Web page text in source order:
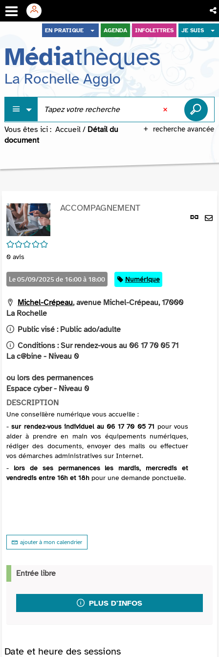
menu
contenu
recherche
EN PRATIQUE AGENDA INFOLETTRES JE SUIS
Médiathèques
La Rochelle Agglo
recherche avancée
Vous êtes ici : Accueil / Détail du
document
Lien
/5
0 avis
ACCOMPAGNEMENT
Le 05/09/2025 de 16:00 à 18:00 Catégorie
Numérique
Michel-Crépeau, avenue Michel-Crépeau, 17000
La Rochelle
Public visé : Public ado/adulte
Conditions :Sur rendez-vous au 06 17 70 05 71
La c@bine - Niveau 0
ou lors des permanences
Espace cyber - Niveau 0
DESCRIPTION
Une conseillère numérique vous accueille :
-sur rendez-vous individuel au 06 17 70 05 71 pour vous
aider à prendre en main vos équipements numériques,
rédiger des documents, envoyer des mails ou effectuer
vos démarches administratives sur Internet.
- lors de ses permanences les mardis, mercredis et
vendredis entre 16h et 18h pour une demande ponctuelle.
ajouter à mon calendrier
Entrée libre
PLUS D'INFOS
Date et heure des sessions